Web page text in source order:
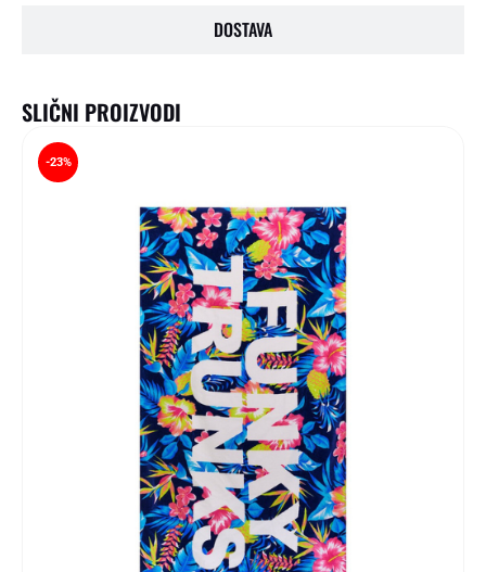
DOSTAVA
SLIČNI PROIZVODI
-23%